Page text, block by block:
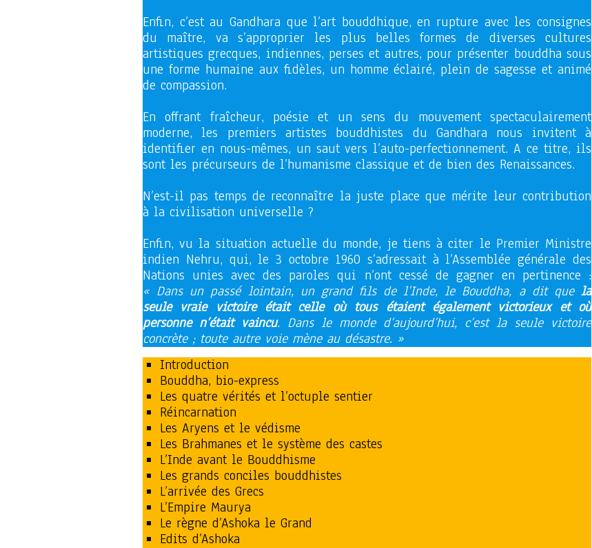
Enfin, c’est au Gandhara que l’art bouddhique, en rupture avec les consignes
du maître, va s’approprier les plus belles formes de diverses cultures
artistiques grecques, indiennes, perses et autres, pour présenter bouddha sous
une forme humaine aux fidèles, un homme éclairé, plein de sagesse et animé
de compassion.
En offrant fraîcheur, poésie et un sens du mouvement spectaculairement
moderne, les premiers artistes bouddhistes du Gandhara nous invitent à
identifier en nous-mêmes, un saut vers l’auto-perfectionnement. A ce titre, ils
sont les précurseurs de l’humanisme classique et de bien des Renaissances.
N’est-il pas temps de reconnaître la juste place que mérite leur contribution
à la civilisation universelle ?
Enfin, vu la situation actuelle du monde, je tiens à citer le Premier Ministre
indien Nehru, qui, le 3 octobre 1960 s’adressait à l’Assemblée générale des
Nations unies avec des paroles qui n’ont cessé de gagner en pertinence :
« Dans un passé lointain, un grand fils de l’Inde, le Bouddha, a dit que la
seule vraie victoire était celle où tous étaient également victorieux et où
personne n’était vaincu. Dans le monde d’aujourd’hui, c’est la seule victoire
concrète ; toute autre voie mène au désastre. »
Introduction
Bouddha, bio-express
Les quatre vérités et l’octuple sentier
Réincarnation
Les Aryens et le védisme
Les Brahmanes et le système des castes
L’Inde avant le Bouddhisme
Les grands conciles bouddhistes
L’arrivée des Grecs
L’Empire Maurya
Le règne d’Ashoka le Grand
Edits d’Ashoka